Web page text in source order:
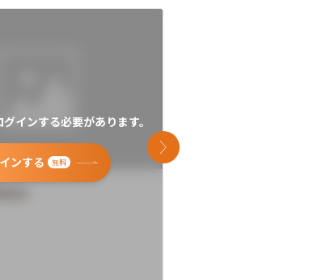
インする必要があります。
ンする 無料
次のスライド